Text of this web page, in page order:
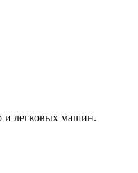
и легковых машин.